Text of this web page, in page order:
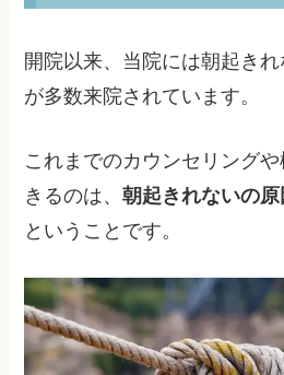
開院以来、当院には朝起き
が多数来院されています。
これまでのカウンセリング
きるのは、朝起きれないの
ということです。